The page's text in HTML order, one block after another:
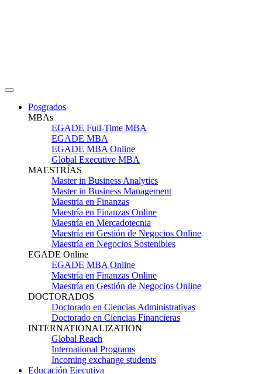
Posgrados
MBAs
EGADE Full-Time MBA
EGADE MBA
EGADE MBA Online
Global Executive MBA
MAESTRÍAS
Master in Business Analytics
Master in Business Management
Maestría en Finanzas
Maestría en Finanzas Online
Maestría en Mercadotecnia
Maestría en Gestión de Negocios Online
Maestría en Negocios Sostenibles
EGADE Online
EGADE MBA Online
Maestría en Finanzas Online
Maestría en Gestión de Negocios Online
DOCTORADOS
Doctorado en Ciencias Administrativas
Doctorado en Ciencias Financieras
INTERNATIONALIZATION
Global Reach
International Programs
Incoming exchange students
Educación Ejecutiva